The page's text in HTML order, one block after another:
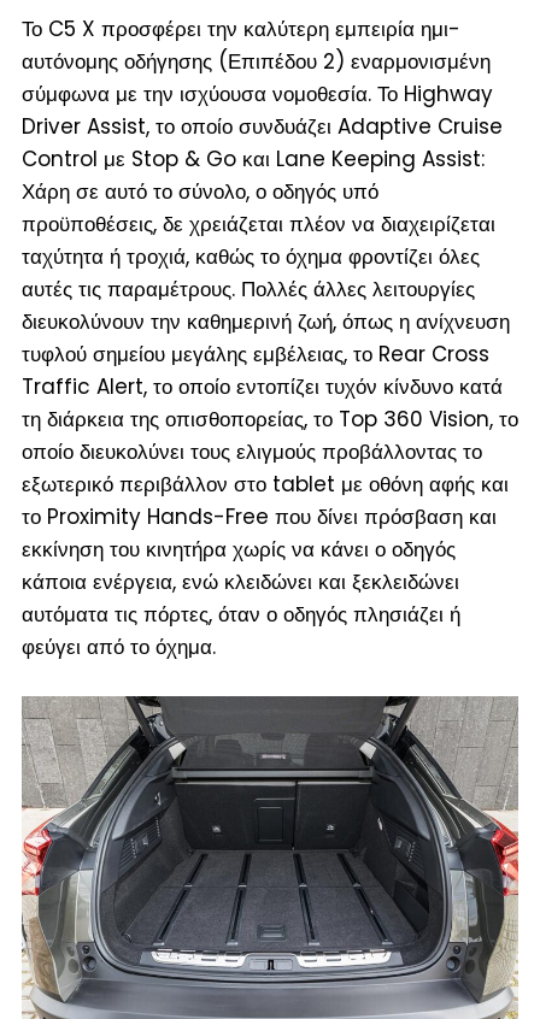
Το C5 X προσφέρει την καλύτερη εμπειρία ημι-
αυτόνομης οδήγησης (Επιπέδου 2) εναρμονισμένη
σύμφωνα με την ισχύουσα νομοθεσία. Το Highway
Driver Assist, το οποίο συνδυάζει Adaptive Cruise
Control με Stop & Go και Lane Keeping Assist:
Χάρη σε αυτό το σύνολο, ο οδηγός υπό
προϋποθέσεις, δε χρειάζεται πλέον να διαχειρίζεται
ταχύτητα ή τροχιά, καθώς το όχημα φροντίζει όλες
αυτές τις παραμέτρους. Πολλές άλλες λειτουργίες
διευκολύνουν την καθημερινή ζωή, όπως η ανίχνευση
τυφλού σημείου μεγάλης εμβέλειας, το Rear Cross
Traffic Alert, το οποίο εντοπίζει τυχόν κίνδυνο κατά
τη διάρκεια της οπισθοπορείας, το Top 360 Vision, το
οποίο διευκολύνει τους ελιγμούς προβάλλοντας το
εξωτερικό περιβάλλον στο tablet με οθόνη αφής και
το Proximity Hands-Free που δίνει πρόσβαση και
εκκίνηση του κινητήρα χωρίς να κάνει ο οδηγός
κάποια ενέργεια, ενώ κλειδώνει και ξεκλειδώνει
αυτόματα τις πόρτες, όταν ο οδηγός πλησιάζει ή
φεύγει από το όχημα.